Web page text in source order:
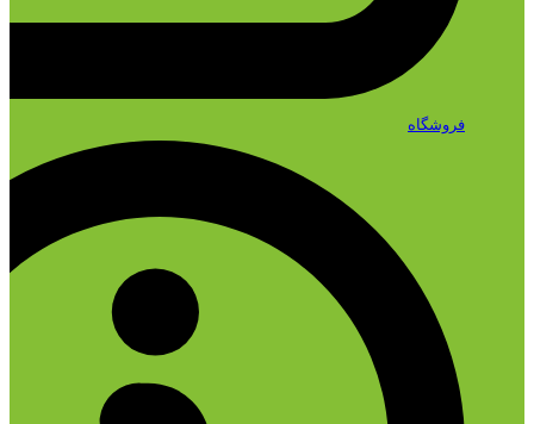
فروشگاه